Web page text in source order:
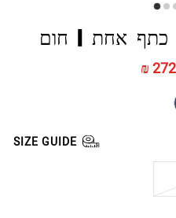
כתף אחת | חום
272 ₪
SIZE GUIDE